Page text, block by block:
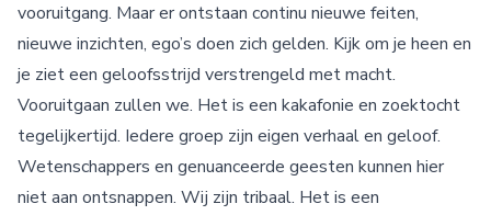
vooruitgang. Maar er ontstaan continu nieuwe feiten,
nieuwe inzichten, ego’s doen zich gelden. Kijk om je heen en
je ziet een geloofsstrijd verstrengeld met macht.
Vooruitgaan zullen we. Het is een kakafonie en zoektocht
tegelijkertijd. Iedere groep zijn eigen verhaal en geloof.
Wetenschappers en genuanceerde geesten kunnen hier
niet aan ontsnappen. Wij zijn tribaal. Het is een